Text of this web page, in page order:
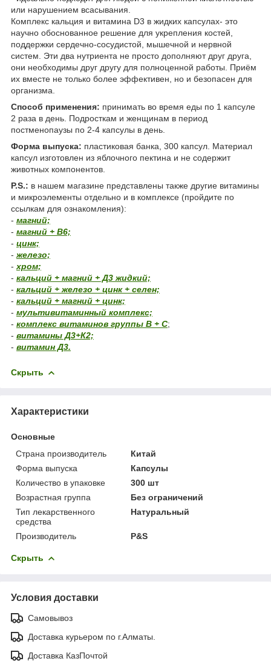
или нарушением всасывания.
Комплекс кальция и витамина D3 в жидких капсулах- это
научно обоснованное решение для укрепления костей,
поддержки сердечно-сосудистой, мышечной и нервной
систем. Эти два нутриента не просто дополняют друг друга,
они необходимы друг другу для полноценной работы. Приём
их вместе не только более эффективен, но и безопасен для
организма.
Способ применения: принимать во время еды по 1 капсуле
2 раза в день. Подросткам и женщинам в период
постменопаузы по 2-4 капсулы в день.
Форма выпуска: пластиковая банка, 300 капсул. Материал
капсул изготовлен из яблочного пектина и не содержит
животных компонентов.
P.S.: в нашем магазине представлены также другие витамины
и микроэлементы отдельно и в комплексе (пройдите по
ссылкам для ознакомления):
- магний;
- магний + В6;
- цинк;
- железо;
- хром;
- кальций + магний + Д3 жидкий;
- кальций + железо + цинк + селен;
- кальций + магний + цинк;
- мультивитаминный комплекс;
- комплекс витаминов группы В + С;
- витамины Д3+К2;
- витамин Д3.
Скрыть
Характеристики
Основные
Страна производитель
Китай
Форма выпуска
Капсулы
Количество в упаковке
300 шт
Возрастная группа
Без ограничений
Тип лекарственного
средства
Натуральный
Производитель P&S
Скрыть
Условия доставки
Самовывоз
Доставка курьером по г.Алматы.
Доставка КазПочтой